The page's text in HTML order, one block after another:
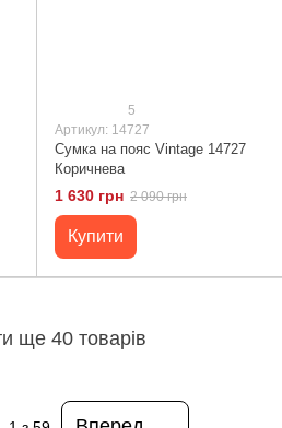
5
Артикул: 14727
Сумка на пояс Vintage 14727
Коричнева
1 630 грн 2 090 грн
Купити
ще 40 товарів